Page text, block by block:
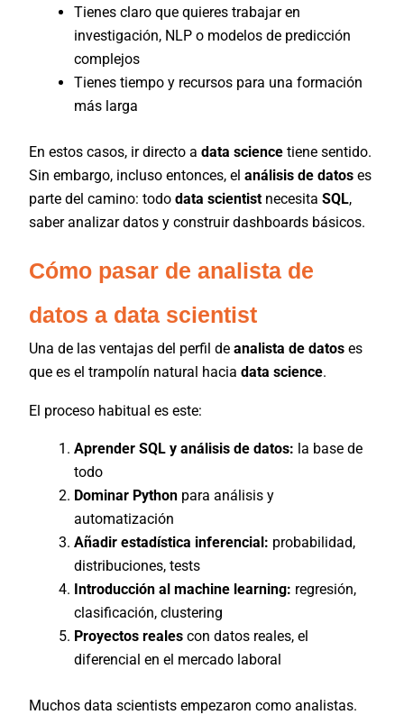
Tienes claro que quieres trabajar en
investigación, NLP o modelos de predicción
complejos
Tienes tiempo y recursos para una formación
más larga
En estos casos, ir directo adata science tiene sentido.
Sin embargo, incluso entonces, elanálisis de datos es
parte del camino: tododata scientist necesitaSQL,
saber analizar datos y construir dashboards básicos.
Cómo pasar de analista de
datos a data scientist
Una de las ventajas del perfil deanalista de datos es
que es el trampolín natural haciadata science.
El proceso habitual es este:
Aprender SQL y análisis de datos: la base de
todo
Dominar Pythonpara análisis y
automatización
Añadir estadística inferencial: probabilidad,
distribuciones, tests
Introducción al machine learning: regresión,
clasificación, clustering
Proyectos realescon datos reales, el
diferencial en el mercado laboral
Muchos data scientists empezaron como analistas.